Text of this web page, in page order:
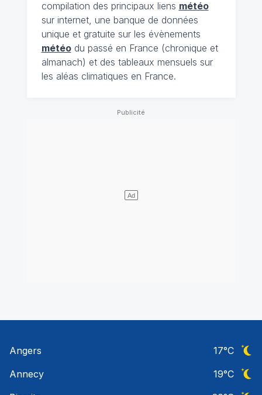
compilation des principaux liens météo
sur internet, une banque de données
unique et gratuite sur les évènements
météodu passé en France (chronique et
almanach) et des tableaux mensuels sur
les aléas climatiques en France.
Angers 17°C
Annecy
19°C